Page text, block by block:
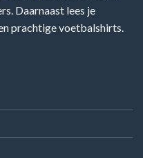
Daarnaast lees je
prachtige voetbalshirts.